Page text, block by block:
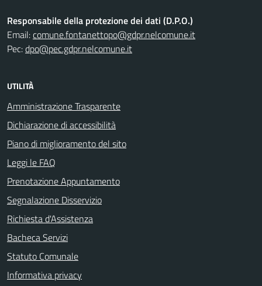
Responsabile della protezione dei dati (D.P.O.)
Email:comune.fontanettopo@gdpr.nelcomune.it
Pec:dpo@pec.gdpr.nelcomune.it
UTILITÀ
Amministrazione Trasparente
Dichiarazione di accessibilità
Piano di miglioramento del sito
Leggi le FAQ
Prenotazione Appuntamento
Segnalazione Disservizio
Richiesta d'Assistenza
Bacheca Servizi
Statuto Comunale
Informativa privacy